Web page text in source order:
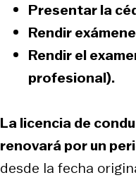
Presentar la
Rendir
Rendir el
profesional).
La licencia de
renovará por un
desde la fecha